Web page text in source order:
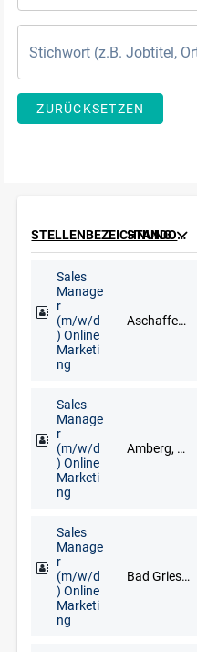
ZURÜCKSETZEN
STELLENBEZEICHNUNG STANDORT
Sales
Manage
r
(m/w/d
) Online
Marketi
ng
Aschaffenburg, Bad Brückenau, Bad Kissingen, Bad Neustadt an der Saale, Darmstadt, Haßfurt, Lohr am Main, Miltenberg, Schweinfurt, Würzburg
Sales
Manage
r
(m/w/d
) Online
Marketi
ng
Amberg, Cham, Neumarkt in der Oberpfalz, Regensburg, Schwandorf, Vohenstrauß, Weiden
Sales
Manage
r
(m/w/d
) Online
Marketi
ng
Bad Griesbach im Rottal, Deggendorf, Freyung, Grafenau, Regen, Straubing